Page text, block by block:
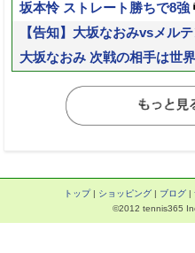
坂本怜 ストレート勝ちで8強
【告知】大坂なおみvsメル
大坂なおみ 次戦の相手は世
トップ| ショッピング| ブログ|
©2012 tennis365